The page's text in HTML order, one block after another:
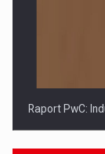
Raport PwC: